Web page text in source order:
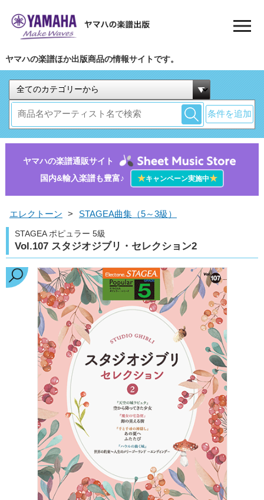
ヤマハの楽譜ほか出版商品の情報サイトです。
条件を追加
ヤマハの楽譜通販サイト
国内&輸入楽譜も豊富♪
★キャンペーン実施中★
エレクトーン > STAGEA曲集（5～3級）
STAGEA ポピュラー 5級
Vol.107 スタジオジブリ・セレクション2